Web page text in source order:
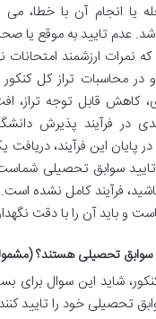
یا انجام آن با خطا، می
عدم تایید به موقع یا
ارزشمند امتحانات
محاسبات تراز کل کنکور
کاهش قابل توجه تراز،
در فرآیند پذیرش
پایان این فرآیند،
تایید سوابق تحصیلی
فرآیند کامل نشده
و باید آن را با دقت
سوابق تحصیلی هستند؟
شاید این سوال برای
تحصیلی خود را تایید